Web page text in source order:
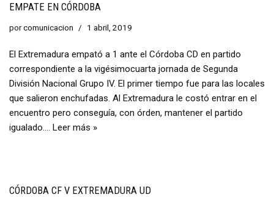
EMPATE EN CÓRDOBA
porcomunicacion 1 abril, 2019
El Extremadura empató a 1 ante el Córdoba CD en partido
correspondiente a la vigésimocuarta jornada de Segunda
División Nacional Grupo IV. El primer tiempo fue para las locales
que salieron enchufadas. Al Extremadura le costó entrar en el
encuentro pero conseguía, con órden, mantener el partido
igualado.… Leer más »
CÓRDOBA CF V EXTREMADURA UD